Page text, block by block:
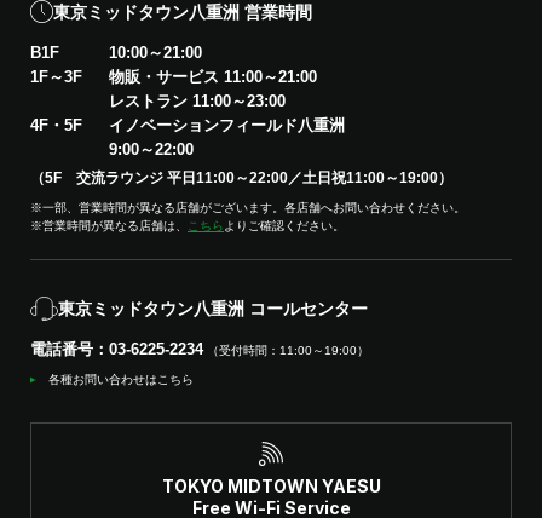
東京ミッドタウン八重洲 営業時間
B1F
10:00～21:00
1F～3F
物販・サービス 11:00～21:00
レストラン 11:00～23:00
4F・5F
イノベーションフィールド八重洲
9:00～22:00
（5F 交流ラウンジ 平日11:00～22:00／土日祝11:00～19:00）
※一部、営業時間が異なる店舗がございます。各店舗へお問い合わせください。
※営業時間が異なる店舗は、
こちら よりご確認ください。
東京ミッドタウン八重洲 コールセンター
電話番号：03-6225-2234 （受付時間：11:00～19:00）
各種お問い合わせはこちら
TOKYO MIDTOWN YAESU
Free Wi-Fi Service